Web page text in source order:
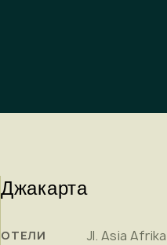
Джакарта
ОТЕЛИ
Jl. Asia